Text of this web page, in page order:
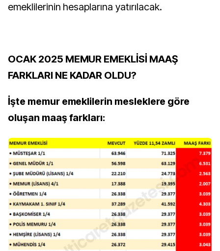
emeklilerinin hesaplarına yatırılacak.
OCAK 2025 MEMUR EMEKLİSİ MAAŞ
FARKLARI NE KADAR OLDU?
İşte memur emeklilerin mesleklere göre
oluşan maaş farkları: